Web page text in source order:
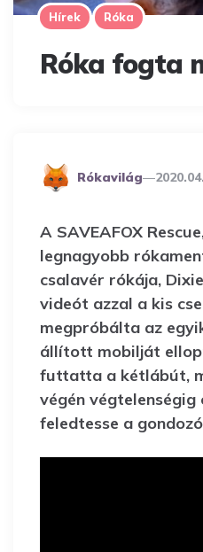
Hírek Róka
Róka fogta
Posted
Rókavilág
A SAVEAFOX
legnagyobb
csalavér rókája,
videót azzal a kis
megpróbálta az
állított mobilját
futtatta a kétlábút,
végén
feledtesse a